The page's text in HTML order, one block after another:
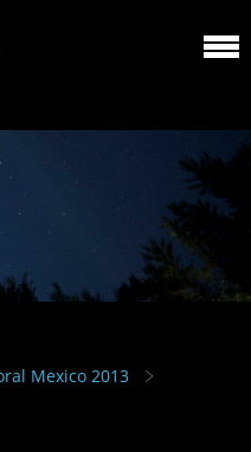
Mexico 2013